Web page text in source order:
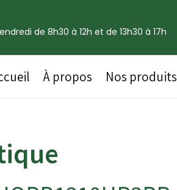
de 8h30 à 12h et de 13h30 à 17h
À propos Nos produits